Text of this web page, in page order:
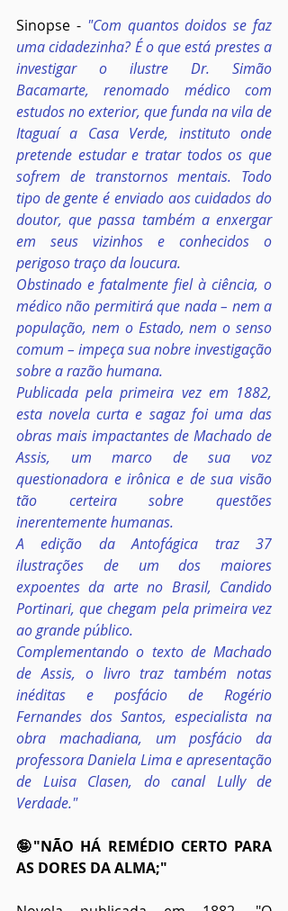
Sinopse - "Com quantos doidos se faz
uma cidadezinha? É o que está prestes a
investigar o ilustre Dr. Simão
Bacamarte, renomado médico com
estudos no exterior, que funda na vila de
Itaguaí a Casa Verde, instituto onde
pretende estudar e tratar todos os que
sofrem de transtornos mentais. Todo
tipo de gente é enviado aos cuidados do
doutor, que passa também a enxergar
em seus vizinhos e conhecidos o
perigoso traço da loucura.
Obstinado e fatalmente fiel à ciência, o
médico não permitirá que nada – nem a
população, nem o Estado, nem o senso
comum – impeça sua nobre investigação
sobre a razão humana.
Publicada pela primeira vez em 1882,
esta novela curta e sagaz foi uma das
obras mais impactantes de Machado de
Assis, um marco de sua voz
questionadora e irônica e de sua visão
tão certeira sobre questões
inerentemente humanas.
A edição da Antofágica traz 37
ilustrações de um dos maiores
expoentes da arte no Brasil, Candido
Portinari, que chegam pela primeira vez
ao grande público.
Complementando o texto de Machado
de Assis, o livro traz também notas
inéditas e posfácio de Rogério
Fernandes dos Santos, especialista na
obra machadiana, um posfácio da
professora Daniela Lima e apresentação
de Luisa Clasen, do canal Lully de
Verdade."
🤪"NÃO HÁ REMÉDIO CERTO PARA
AS DORES DA ALMA;"